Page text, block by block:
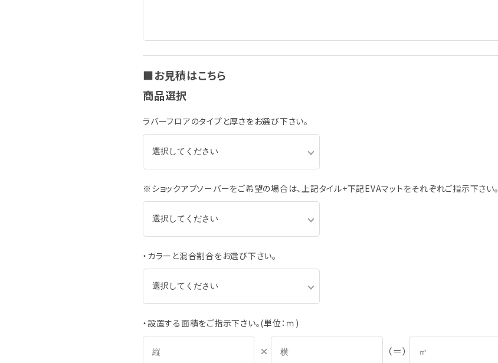
お見積はこちら
商品選択
ラバーフロアのタイプと厚さをお選び下さい。
※ショックアブソーバーをご希望の場合は、上記タイル+下記EVAマットをそれぞれご指示下さい。
・カラーと混合割合をお選び下さい。
・設置する面積をご指示下さい。(単位：ｍ)
× （＝）